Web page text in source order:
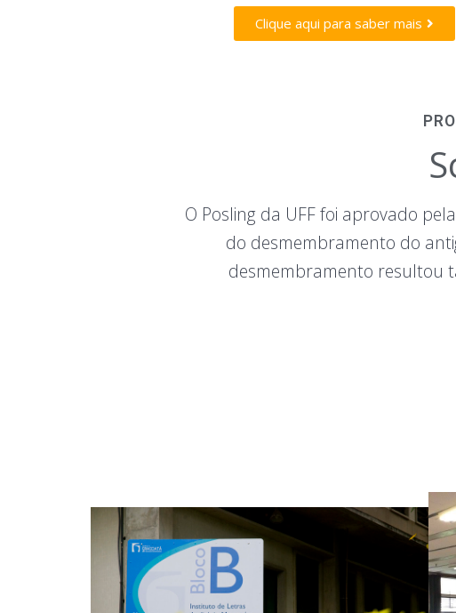
Clique aqui para saber mais
O Posling da UFF foi aprovado
do desmembramento do
desmembramento resultou